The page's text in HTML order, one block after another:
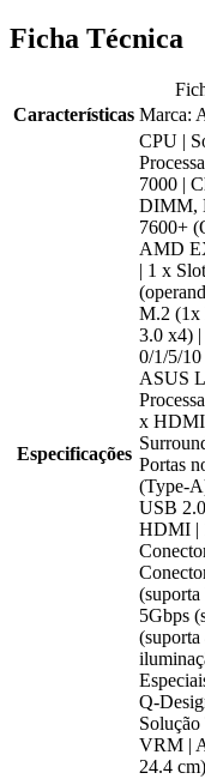
Ficha Técnica
Características Marca:
Especificações
CPU |
7000 |
DIMM,
7600+
AMD
| 1 x
M.2 (1x
3.0 x4)
0/1/5/10
ASUS
x HDMI
Portas
(Type-
USB
HDMI |
5Gbps
(suporta
Q-
VRM |
24.4 cm)